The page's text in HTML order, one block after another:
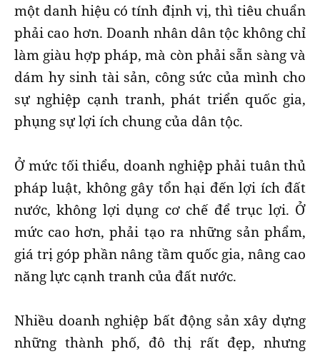
một danh hiệu có tính định vị, thì tiêu chuẩn
phải cao hơn. Doanh nhân dân tộc không chỉ
làm giàu hợp pháp, mà còn phải sẵn sàng và
dám hy sinh tài sản, công sức của mình cho
sự nghiệp cạnh tranh, phát triển quốc gia,
phụng sự lợi ích chung của dân tộc.
Ở mức tối thiểu, doanh nghiệp phải tuân thủ
pháp luật, không gây tổn hại đến lợi ích đất
nước, không lợi dụng cơ chế để trục lợi. Ở
mức cao hơn, phải tạo ra những sản phẩm,
giá trị góp phần nâng tầm quốc gia, nâng cao
năng lực cạnh tranh của đất nước.
Nhiều doanh nghiệp bất động sản xây dựng
những thành phố, đô thị rất đẹp, nhưng